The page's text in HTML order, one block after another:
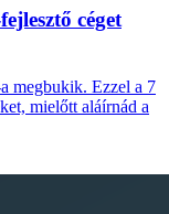
céget
megbukik. Ezzel a 7
mielőtt aláírnád a